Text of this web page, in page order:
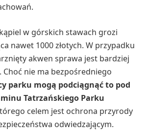
w górskich stawach grozi
nawet 1000 złotych. W przypadku
akwen sprawa jest bardziej
nie ma bezpośredniego
parku mogą podciągnąć to pod
Tatrzańskiego Parku
celem jest ochrona przyrody
odwiedzającym.